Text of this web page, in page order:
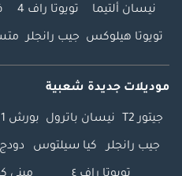
نيسان ألتيما تويوتا راف 4
تويوتا هيلوكس جيب رانجلر
موديلات جديدة شعبية
جيتور T2 نيسان باترول بورش 911
جيب رانجلر كيا سيلتوس